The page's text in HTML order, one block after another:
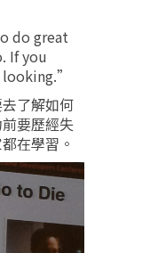
do great
If you
了解如何
要歷經失
在學習。